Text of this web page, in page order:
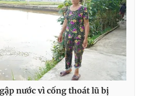
nước vì cống thoát lũ bị